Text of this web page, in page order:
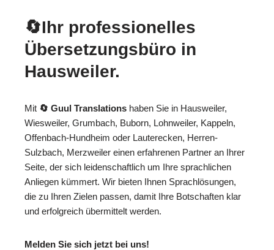
🔄Ihr professionelles
Übersetzungsbüro in
Hausweiler.
Mit 🔄 Guul Translations haben Sie in Hausweiler,
Wiesweiler, Grumbach, Buborn, Lohnweiler, Kappeln,
Offenbach-Hundheim oder Lauterecken, Herren-
Sulzbach, Merzweiler einen erfahrenen Partner an Ihrer
Seite, der sich leidenschaftlich um Ihre sprachlichen
Anliegen kümmert. Wir bieten Ihnen Sprachlösungen,
die zu Ihren Zielen passen, damit Ihre Botschaften klar
und erfolgreich übermittelt werden.
Melden Sie sich jetzt bei uns!